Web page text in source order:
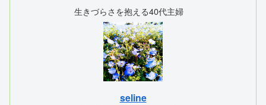
生きづらさを抱える40代主婦
seline